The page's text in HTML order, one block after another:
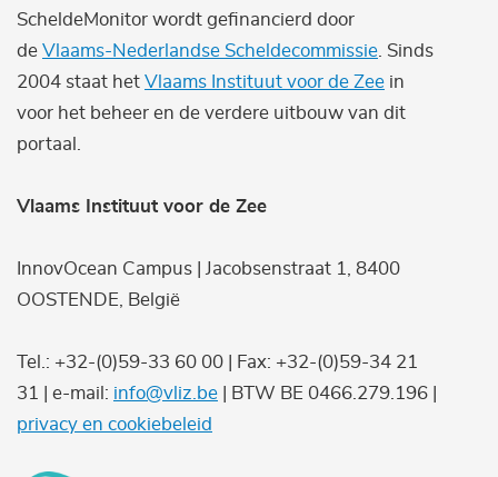
ScheldeMonitor wordt gefinancierd door
de Vlaams-Nederlandse Scheldecommissie . Sinds
2004 staat het Vlaams Instituut voor de Zee in
voor het beheer en de verdere uitbouw van dit
portaal.
Vlaams Instituut voor de Zee
InnovOcean Campus | Jacobsenstraat 1, 8400
OOSTENDE, België
Tel.: +32-(0)59-33 60 00 | Fax: +32-(0)59-34 21
31 | e-mail: info@vliz.be | BTW BE 0466.279.196 |
privacy en cookiebeleid